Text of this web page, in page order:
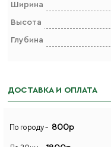
Ширина
Высота
Глубина
ДОСТАВКА И ОПЛАТА
По городу - 800р